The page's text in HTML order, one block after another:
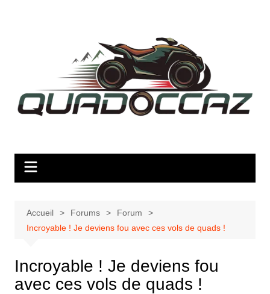
Accueil Forums
Forum
Incroyable ! Je deviens fou avec ces vols de quads !
Incroyable ! Je deviens fou
avec ces vols de quads !